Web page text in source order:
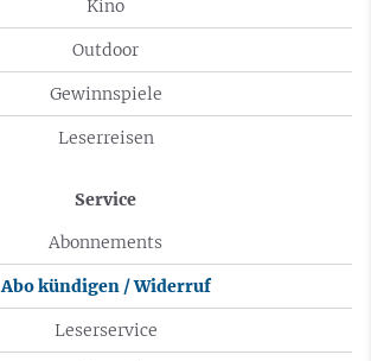
Kino
Outdoor
Gewinnspiele
Leserreisen
Service
Abonnements
Abo kündigen / Widerruf
Leserservice